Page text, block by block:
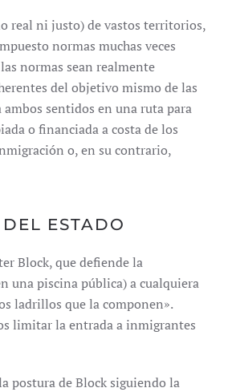
real ni justo) de vastos territorios,
normas muchas veces
normas sean realmente
del objetivo mismo de las
sentidos en una ruta para
o financiada a costa de los
o, en su contrario,
ESTADO
Block, que defiende la
una piscina pública) a cualquiera
ladrillos que la componen».
limitar la entrada a inmigrantes
postura de Block siguiendo la